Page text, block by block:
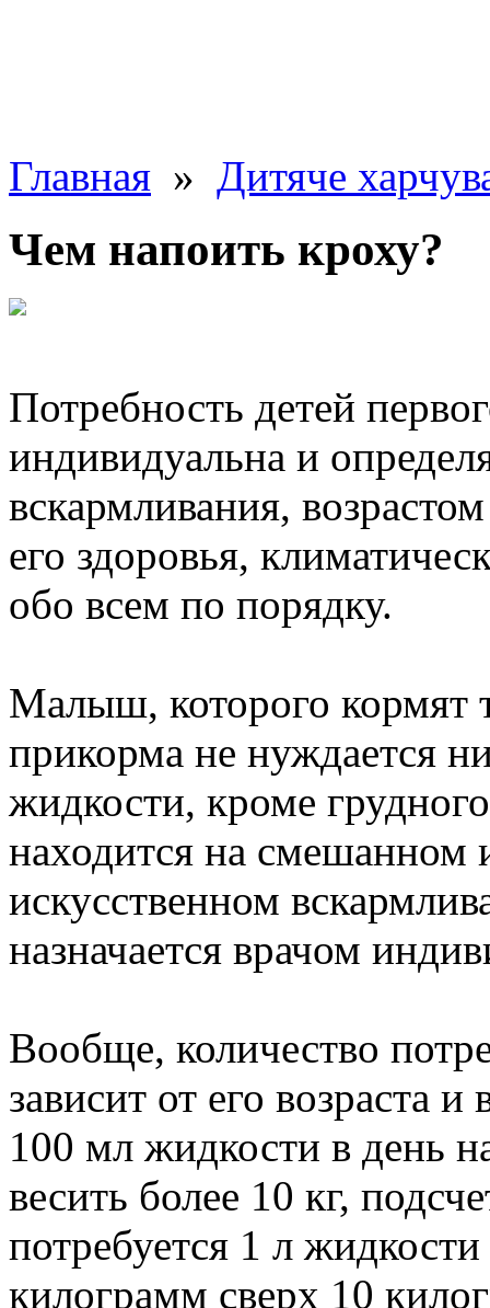
Главная » Дитяче
Чем напоить кроху?
Потребность детей
индивидуальна и
вскармливания,
его здоровья,
обо всем по порядку.
Малыш, которого кормят
прикорма не нуждается
жидкости, кроме
находится на смешанном
искусственном
назначается врачом
Вообще, количество
зависит от его возраста и
100 мл жидкости в день
весить более 10 кг,
потребуется 1 л
килограмм сверх 10